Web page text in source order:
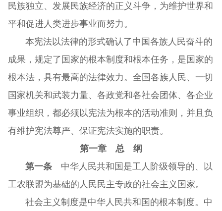
民族独立、发展民族经济的正义斗争，为维护世界和
平和促进人类进步事业而努力。
本宪法以法律的形式确认了中国各族人民奋斗的
成果，规定了国家的根本制度和根本任务，是国家的
根本法，具有最高的法律效力。全国各族人民、一切
国家机关和武装力量、各政党和各社会团体、各企业
事业组织，都必须以宪法为根本的活动准则，并且负
有维护宪法尊严、保证宪法实施的职责。
第一章 总 纲
第一条中华人民共和国是工人阶级领导的、以
工农联盟为基础的人民民主专政的社会主义国家。
社会主义制度是中华人民共和国的根本制度。中